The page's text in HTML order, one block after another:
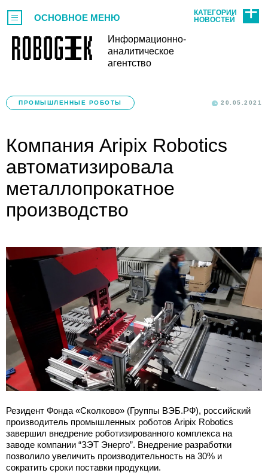
Информационно-
аналитическое
агентство
ОСНОВНОЕ МЕНЮ
КАТЕГОРИИ
НОВОСТЕЙ
ПРОМЫШЛЕННЫЕ РОБОТЫ 20.05.2021
Компания Aripix Robotics
автоматизировала
металлопрокатное
производство
Резидент Фонда «Сколково» (Группы ВЭБ.РФ), российский
производитель промышленных роботов Aripix Robotics
завершил внедрение роботизированного комплекса на
заводе компании “ЗЭТ Энерго”. Внедрение разработки
позволило увеличить производительность на 30% и
сократить сроки поставки продукции.